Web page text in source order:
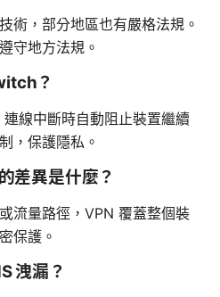
術，部分地區也有嚴格法規。
守地方法規。
？
線中斷時自動阻止裝置繼續
，保護隱私。
差異是什麼？
流量路徑，VPN 覆蓋整個裝
保護。
洩漏？